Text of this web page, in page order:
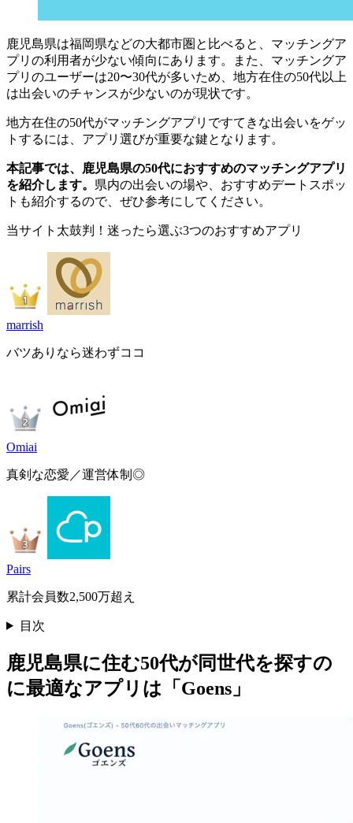
鹿児島県は福岡県などの大都市圏と比べると、マッチングア
プリの利用者が少ない傾向にあります。また、マッチングア
プリのユーザーは20〜30代が多いため、地方在住の50代以上
は出会いのチャンスが少ないのが現状です。
地方在住の50代がマッチングアプリですてきな出会いをゲッ
トするには、アプリ選びが重要な鍵となります。
本記事では、鹿児島県の50代におすすめのマッチングアプリ
を紹介します。 県内の出会いの場や、おすすめデートスポッ
トも紹介するので、ぜひ参考にしてください。
当サイト太鼓判！迷ったら選ぶ3つのおすすめアプリ
marrish
バツありなら迷わずココ
Omiai
真剣な恋愛／運営体制◎
Pairs
累計会員数2,500万超え
目次
鹿児島県に住む50代が同世代を探すの
に最適なアプリは「Goens」